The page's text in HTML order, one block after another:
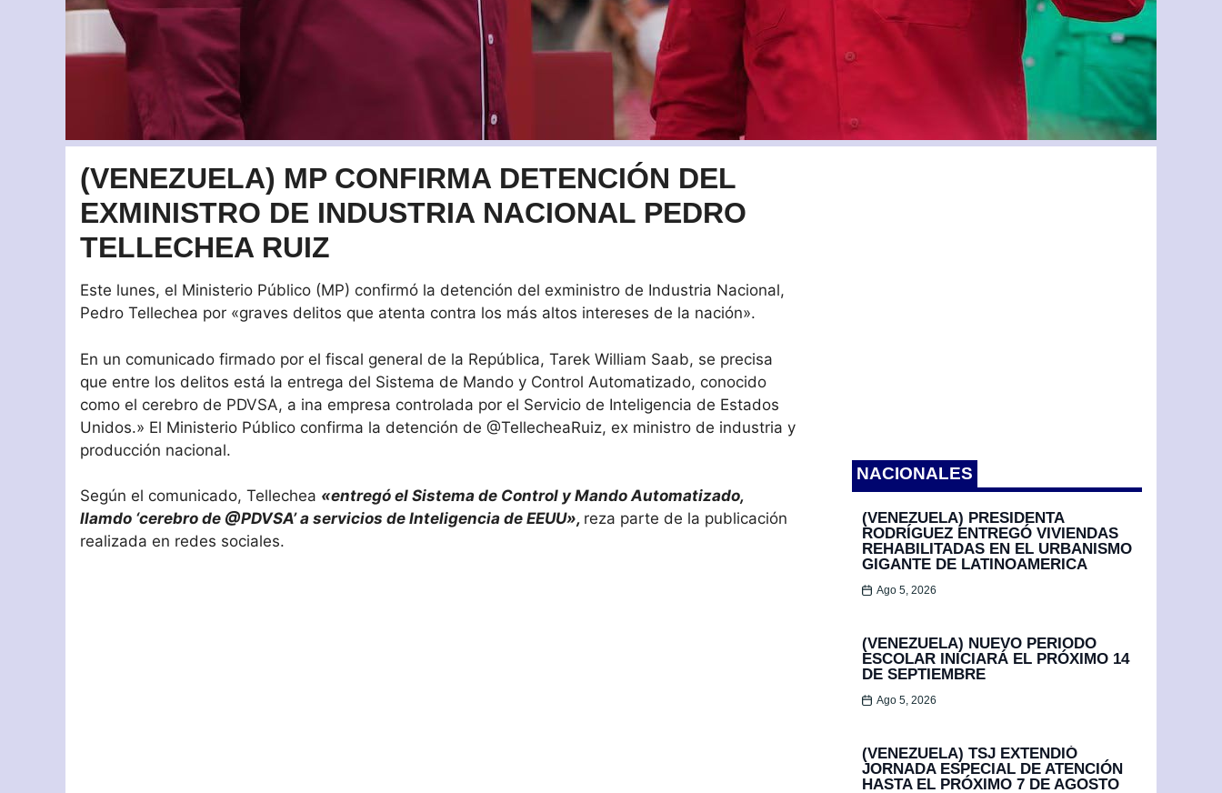
(VENEZUELA) MP CONFIRMA DETENCIÓN DEL
EXMINISTRO DE INDUSTRIA NACIONAL PEDRO
TELLECHEA RUIZ
Este lunes, el Ministerio Público (MP) confirmó la detención del exministro de Industria Nacional,
Pedro Tellechea por «graves delitos que atenta contra los más altos intereses de la nación».
En un comunicado firmado por el fiscal general de la República, Tarek William Saab, se precisa
que entre los delitos está la entrega del Sistema de Mando y Control Automatizado, conocido
como el cerebro de PDVSA, a ina empresa controlada por el Servicio de Inteligencia de Estados
Unidos.» El Ministerio Público confirma la detención de @TellecheaRuiz, ex ministro de industria y
producción nacional.
Según el comunicado, Tellechea «entregó el Sistema de Control y Mando Automatizado,
llamdo ‘cerebro de @PDVSA’ a servicios de Inteligencia de EEUU», reza parte de la publicación
realizada en redes sociales.
NACIONALES
(VENEZUELA) PRESIDENTA
RODRÍGUEZ ENTREGÓ VIVIENDAS
REHABILITADAS EN EL URBANISMO
GIGANTE DE LATINOAMERICA
Ago 5, 2026
(VENEZUELA) NUEVO PERIODO
ESCOLAR INICIARÁ EL PRÓXIMO 14
DE SEPTIEMBRE
Ago 5, 2026
(VENEZUELA) TSJ EXTENDIÓ
JORNADA ESPECIAL DE ATENCIÓN
HASTA EL PRÓXIMO 7 DE AGOSTO